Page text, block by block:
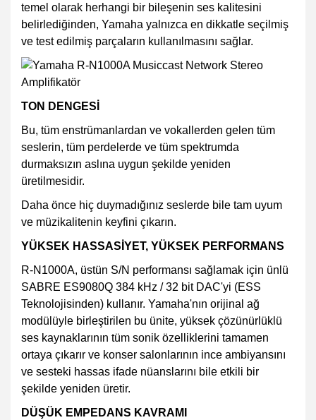
temel olarak herhangi bir bileşenin ses kalitesini
belirlediğinden, Yamaha yalnızca en dikkatle seçilmiş
ve test edilmiş parçaların kullanılmasını sağlar.
TON DENGESİ
Bu, tüm enstrümanlardan ve vokallerden gelen tüm
seslerin, tüm perdelerde ve tüm spektrumda
durmaksızın aslına uygun şekilde yeniden
üretilmesidir.
Daha önce hiç duymadığınız seslerde bile tam uyum
ve müzikalitenin keyfini çıkarın.
YÜKSEK HASSASİYET, YÜKSEK PERFORMANS
R-N1000A, üstün S/N performansı sağlamak için ünlü
SABRE ES9080Q 384 kHz / 32 bit DAC'yi (ESS
Teknolojisinden) kullanır. Yamaha'nın orijinal ağ
modülüyle birleştirilen bu ünite, yüksek çözünürlüklü
ses kaynaklarının tüm sonik özelliklerini tamamen
ortaya çıkarır ve konser salonlarının ince ambiyansını
ve sesteki hassas ifade nüanslarını bile etkili bir
şekilde yeniden üretir.
DÜŞÜK EMPEDANS KAVRAMI